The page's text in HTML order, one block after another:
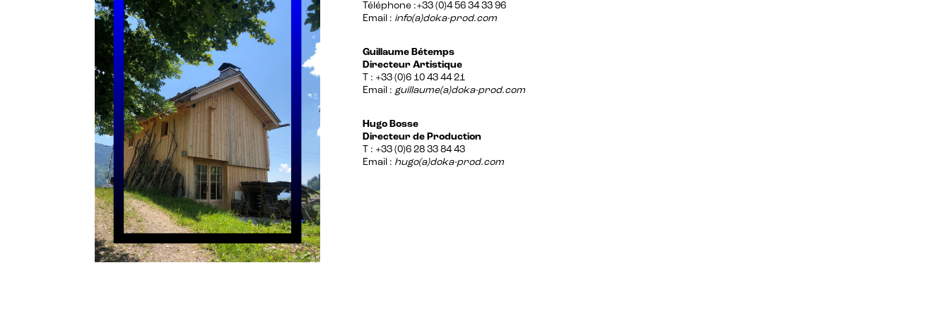
Téléphone :+33 (0)4 56 34 33 96
Email : info(a)doka-prod.com
Guillaume Bétemps
Directeur Artistique
T : +33 (0)6 10 43 44 21
Email : guillaume(a)doka-prod.com
Hugo Bosse
Directeur de Production
T : +33 (0)6 28 33 84 43
Email : hugo(a)doka-prod.com